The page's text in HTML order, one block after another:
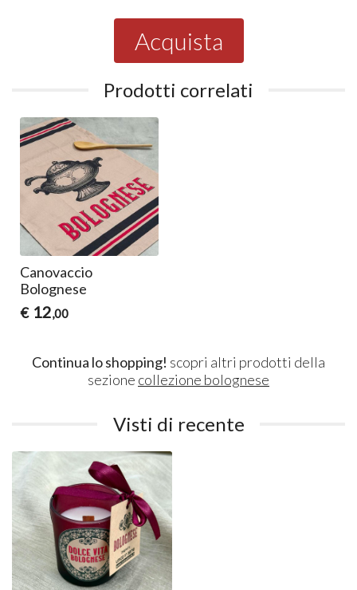
Acquista
Prodotti correlati
Canovaccio
Bolognese
€ 12,00
Continua lo shopping! scopri altri prodotti della
sezione collezione bolognese
Visti di recente